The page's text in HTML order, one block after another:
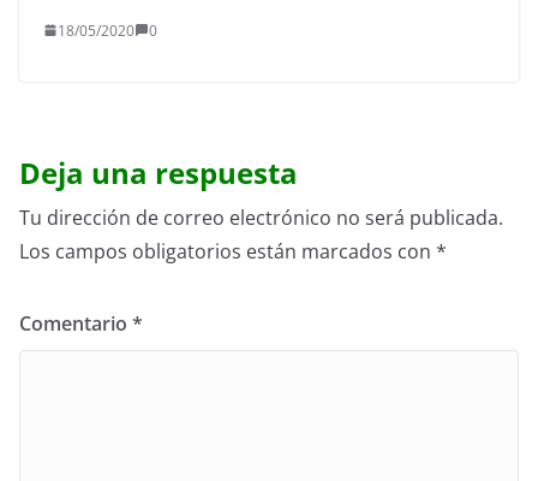
18/05/2020 0
Deja una respuesta
Tu dirección de correo electrónico no será publicada.
Los campos obligatorios están marcados con *
Comentario *